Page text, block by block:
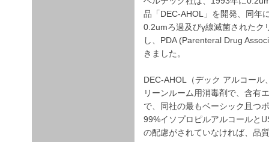
品「DEC-AHOL」を開発、同年
0.2umろ過及びγ線滅菌されたク
し、PDA (Parenteral Drug
きました。
DEC-AHOL（デック アルコー
リーンルーム用消毒剤で、含有
で、同社の最もベーシック且つ
99%イソプロピルアルコールと
の配慮がされていなければ、品